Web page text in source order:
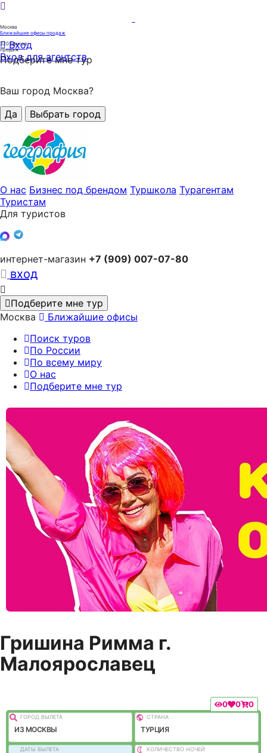
Москва
Ближайшие офисы продаж
320офисов
продаж
Вход
Вход для агентств
Подберите мне тур
Ваш город Москва?
Да
Выбрать город
О нас Бизнес под брендом Туршкола Турагентам
Туристам
Для туристов
интернет-магазин +7 (909) 007-07-80
вход
Подберите мне тур
Москва
Ближайшие офисы
Поиск туров
По России
По всему миру
О нас
Подберите мне тур
Гришина Римма г.
Малоярославец
0 0 0
ГОРОД ВЫЛEТА
ИЗ МОСКВЫ
СТРАНА
ТУРЦИЯ
ДАТЫ ВЫЛЕТА КОЛИЧЕСТВО НОЧЕЙ